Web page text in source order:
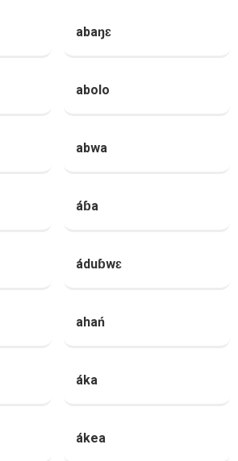
abaŋɛ
abolo
abwa
áɓa
áduɓwɛ
ahań
áka
ákea